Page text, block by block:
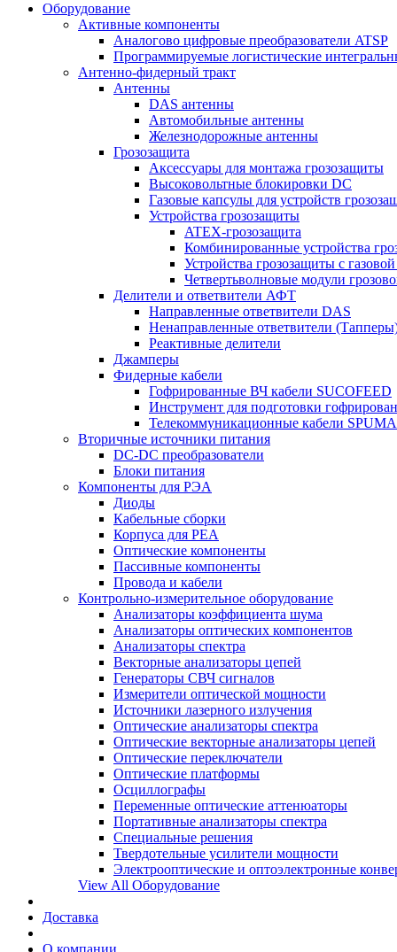
Оборудование
Активные компоненты
Аналогово цифровые преобразователи ATSP
Программируемые логистические
Антенно-фидерный тракт
Антенны
DAS антенны
Автомобильные антенны
Железнодорожные антенны
Грозозащита
Аксессуары для монтажа грозозащиты
Высоковольтные блокировки DC
Газовые капсулы для устройств
Устройства грозозащиты
ATEX-грозозащита
Комбинированные устройства
Устройства грозозащиты с
Четвертьволновые модули
Делители и ответвители АФТ
Направленные ответвители DAS
Ненаправленные ответвители
Реактивные делители
Джамперы
Фидерные кабели
Гофрированные ВЧ кабели SUCOFEED
Инструмент для подготовки
Телекоммуникационные кабели SPUMA
Вторичные источники питания
DC-DC преобразователи
Блоки питания
Компоненты для РЭА
Диоды
Кабельные сборки
Корпуса для РЕА
Оптические компоненты
Пассивные компоненты
Провода и кабели
Контрольно-измерительное оборудование
Анализаторы коэффициента шума
Анализаторы оптических компонентов
Анализаторы спектра
Векторные анализаторы цепей
Генераторы СВЧ сигналов
Измерители оптической мощности
Источники лазерного излучения
Оптические анализаторы спектра
Оптические векторные анализаторы цепей
Оптические переключатели
Оптические платформы
Осциллографы
Переменные оптические аттенюаторы
Портативные анализаторы спектра
Специальные решения
Твердотельные усилители мощности
Электрооптические и оптоэлектронные
View All Оборудование
Доставка
О компании